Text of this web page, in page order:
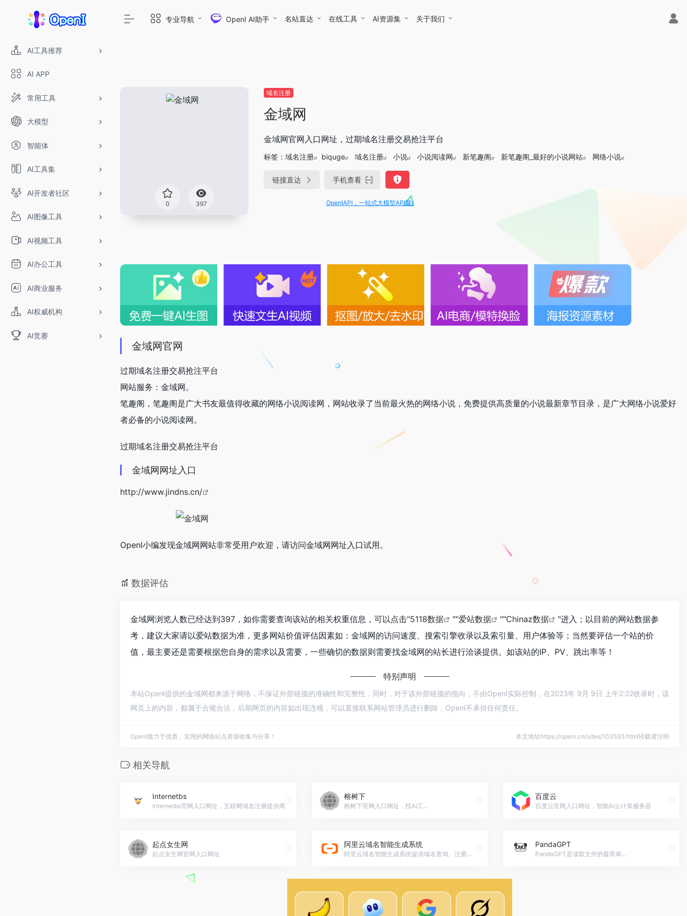
AI工具推荐
AI APP
常用工具
大模型
智能体
AI工具集
AI开发者社区
AI图像工具
AI视频工具
AI办公工具
AI商业服务
AI权威机构
AI竞赛
专业导航 OpenI AI助手 名站直达 在线工具 AI资源集 关于我们
0 397
域名注册
金域网
金域网官网入口网址，过期域名注册交易抢注平台
标签： 域名注册 biquge 域名注册 小说 小说阅读网 新笔趣阁 新笔趣阁_最好的小说网站 网络小说
链接直达 手机查看
OpenIAPI，一站式大模型API聚合平台
金域网官网
过期域名注册交易抢注平台
网站服务：金域网。
笔趣阁，笔趣阁是广大书友最值得收藏的网络小说阅读网，网站收录了当前最火热的网络小说，免费提供高质量的小说最新章节目录，是广大网络小说爱好
者必备的小说阅读网。
过期域名注册交易抢注平台
金域网网址入口
http://www.jindns.cn/
OpenI小编发现金域网网站非常受用户欢迎，请访问金域网网址入口试用。
数据评估
金域网浏览人数已经达到397，如你需要查询该站的相关权重信息，可以点击"5118数据 ""爱站数据 ""Chinaz数据
"进入；以目前的网站数据参
考，建议大家请以爱站数据为准，更多网站价值评估因素如：金域网的访问速度、搜索引擎收录以及索引量、用户体验等；当然要评估一个站的价
值，最主要还是需要根据您自身的需求以及需要，一些确切的数据则需要找金域网的站长进行洽谈提供。如该站的IP、PV、跳出率等！
特别声明
本站OpenI提供的金域网都来源于网络，不保证外部链接的准确性和完整性，同时，对于该外部链接的指向，不由OpenI实际控制，在2023年 9月 9日 上午2:22收录时，该
网页上的内容，都属于合规合法，后期网页的内容如出现违规，可以直接联系网站管理员进行删除，OpenI不承担任何责任。
OpenI致力于优质、实用的网络站点资源收集与分享！ 本文地址https://openi.cn/sites/103535.html转载请注明
相关导航
Internetbs
Internetbs官网入口网址，互联网域名注册提供商
榕树下
榕树下官网入口网址，找AI工...
百度云
百度云官网入口网址，智能AI云计算服务器
起点女生网
起点女生网官网入口网址
阿里云域名智能生成系统
阿里云域名智能生成系统提供域名查询、注册、交易一站式服务，助您轻松拥有理想域名。
PandaGPT
PandaGPT是读取文件的最简单...